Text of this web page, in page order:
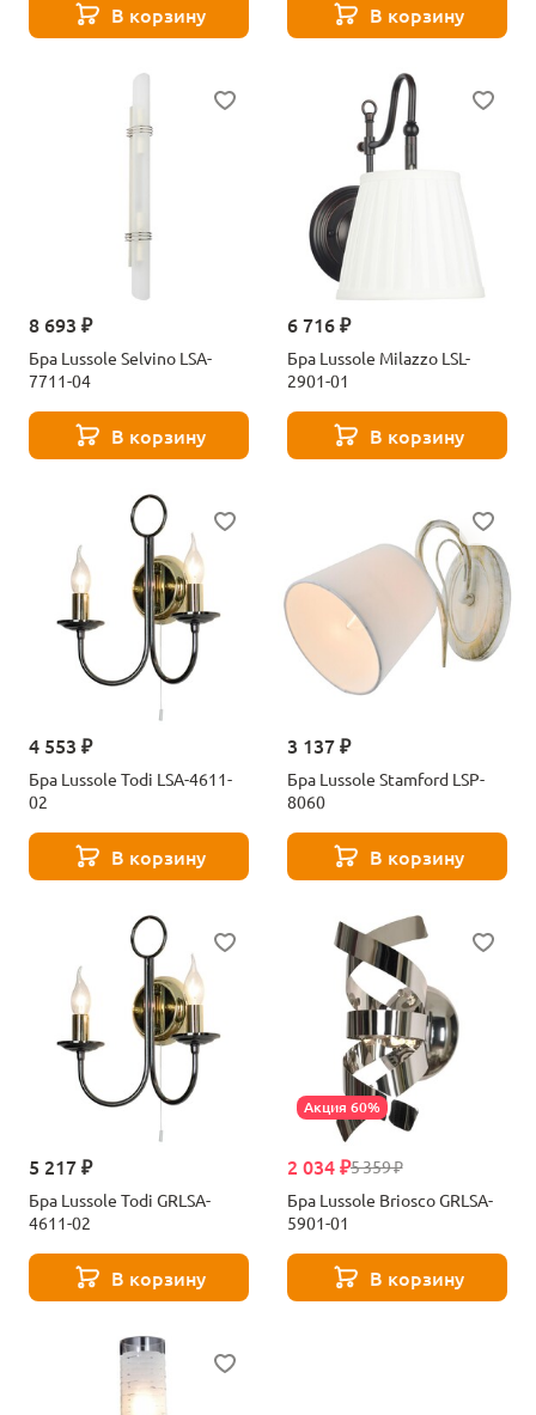
В корзину В корзину
8 693 ₽
Бра Lussole Selvino LSA-
7711-04
В корзину
6 716 ₽
Бра Lussole Milazzo LSL-
2901-01
В корзину
4 553 ₽
Бра Lussole Todi LSA-4611-
02
В корзину
3 137 ₽
Бра Lussole Stamford LSP-
8060
В корзину
5 217 ₽
Бра Lussole Todi GRLSA-
4611-02
В корзину
Акция 60%
5 359 ₽
2 034 ₽
Бра Lussole Briosco GRLSA-
5901-01
В корзину